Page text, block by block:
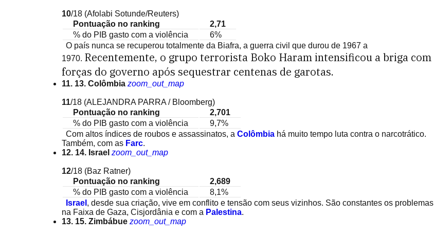
10/18 (Afolabi Sotunde/Reuters)
Pontuação no ranking
2,71
% do PIB gasto com a violência
6%
O país nunca se recuperou totalmente da Biafra, a guerra civil que durou de 1967 a
1970. Recentemente, o grupo terrorista Boko Haram intensificou a briga com
forças do governo após sequestrar centenas de garotas.
11. 13. Colômbia zoom_out_map
11/18 (ALEJANDRA PARRA / Bloomberg)
Pontuação no ranking
2,701
% do PIB gasto com a violência
9,7%
Com altos índices de roubos e assassinatos, a Colômbia há muito tempo luta contra o narcotrático.
Também, com as Farc.
12. 14. Israel zoom_out_map
12/18 (Baz Ratner)
Pontuação no ranking
2,689
% do PIB gasto com a violência
8,1%
Israel , desde sua criação, vive em conflito e tensão com seus vizinhos. São constantes os problemas
na Faixa de Gaza, Cisjordânia e com a Palestina.
13. 15. Zimbábue zoom_out_map